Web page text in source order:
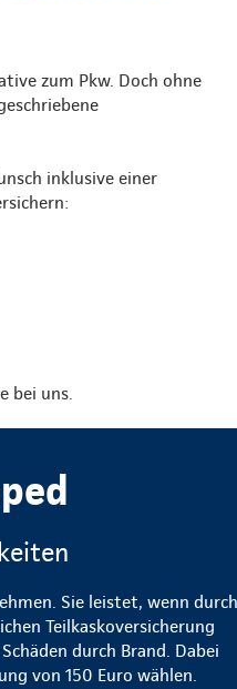
zum Pkw. Doch ohne
inklusive einer
bei uns.
Sie leistet, wenn durch
Teilkaskoversicherung
durch Brand. Dabei
von 150 Euro wählen.